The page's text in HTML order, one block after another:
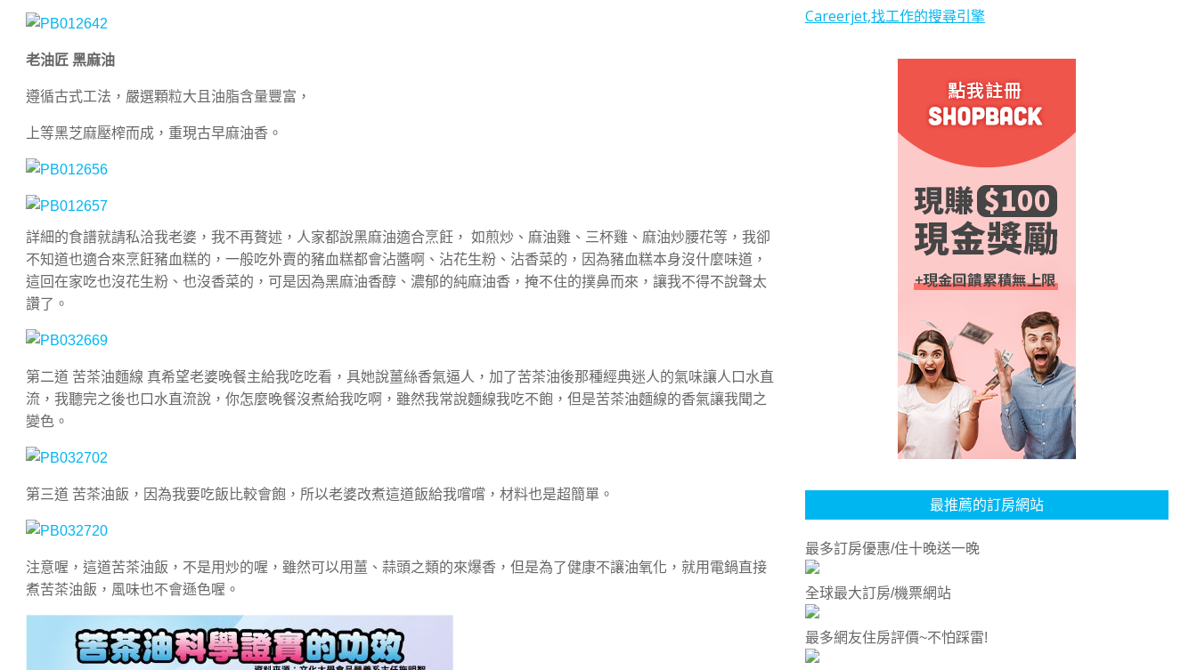
老油匠 黑麻油
遵循古式工法，嚴選顆粒大且油脂含量豐富，
上等黑芝麻壓榨而成，重現古早麻油香。
詳細的食譜就請私洽我老婆，我不再贅述，人家都說黑麻油適合烹飪， 如煎炒、麻油雞、三杯雞、麻油炒腰花等，我卻
不知道也適合來烹飪豬血糕的，一般吃外賣的豬血糕都會沾醬啊、沾花生粉、沾香菜的，因為豬血糕本身沒什麼味道，
這回在家吃也沒花生粉、也沒香菜的，可是因為黑麻油香醇、濃郁的純麻油香，掩不住的撲鼻而來，讓我不得不說聲太
讚了。
第二道 苦茶油麵線 真希望老婆晚餐主給我吃吃看，具她說薑絲香氣逼人，加了苦茶油後那種經典迷人的氣味讓人口水直
流，我聽完之後也口水直流說，你怎麼晚餐沒煮給我吃啊，雖然我常說麵線我吃不飽，但是苦茶油麵線的香氣讓我聞之
變色。
第三道 苦茶油飯，因為我要吃飯比較會飽，所以老婆改煮這道飯給我嚐嚐，材料也是超簡單。
注意喔，這道苦茶油飯，不是用炒的喔，雖然可以用薑、蒜頭之類的來爆香，但是為了健康不讓油氧化，就用電鍋直接
煮苦茶油飯，風味也不會遜色喔。
Careerjet,找工作的搜尋引擎
最推薦的訂房網站
最多訂房優惠/住十晚送一晚
全球最大訂房/機票網站
最多網友住房評價~不怕踩雷!